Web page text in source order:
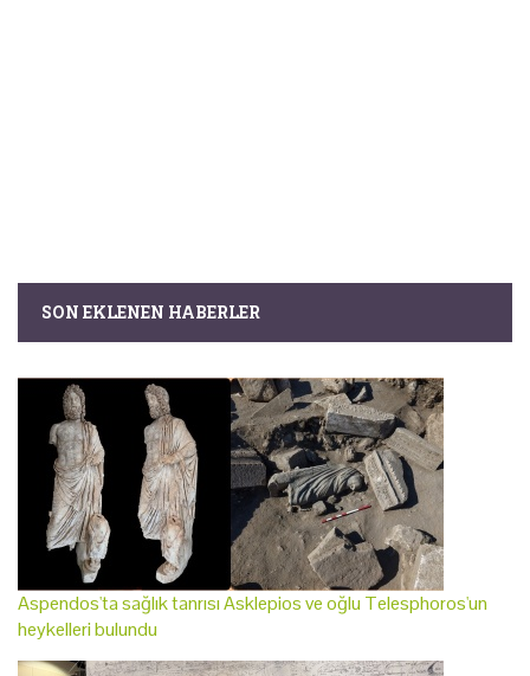
SON EKLENEN HABERLER
Aspendos'ta sağlık tanrısı Asklepios ve oğlu Telesphoros'un
heykelleri bulundu